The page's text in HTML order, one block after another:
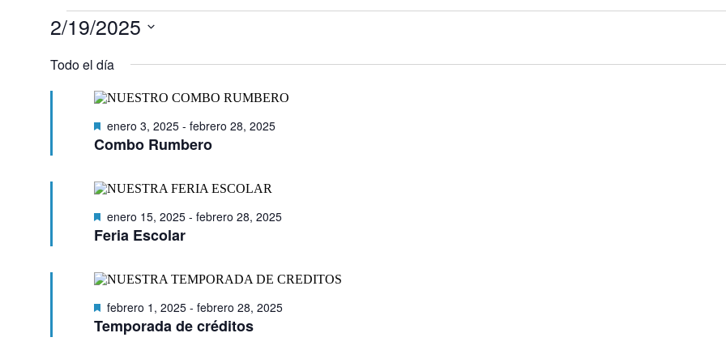
Eventos
febrero
19,
2/19/2025
la
Todo el día
Combo Rumbero
Destacado
enero 3, 2025- febrero 28, 2025
Feria Escolar
Destacado
enero 15, 2025- febrero 28, 2025
Temporada de créditos
Destacado
febrero 1, 2025- febrero 28, 2025